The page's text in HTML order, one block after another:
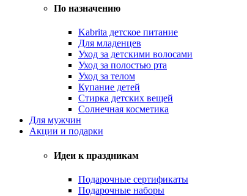
По назначению
Kabrita детское питание
Для младенцев
Уход за детскими волосами
Уход за полостью рта
Уход за телом
Купание детей
Стирка детских вещей
Солнечная косметика
Для мужчин
Акции и подарки
Идеи к праздникам
Подарочные сертификаты
Подарочные наборы